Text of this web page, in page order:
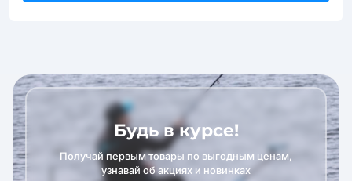
Будь в курсе!
Получай первым товары по выгодным ценам,
узнавай об акциях и новинках